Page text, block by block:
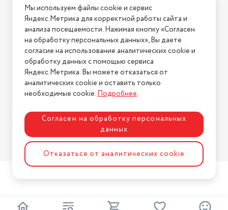
Условия возврата
Нашли ошибку на сайте? Напишите нам
2026 © Интернет-магазин "АстМаркет". У нас есть всё!
Политика конфиденциальности
Разработка сайтаASTDESIGN
Мы используем файлы cookie и сервис
Яндекс.Метрика для корректной работы сайта и
анализа посещаемости. Нажимая кнопку «Согласен
на обработку персональных данных», Вы даете
согласие на использование аналитических cookie и
обработку данных с помощью сервиса
Яндекс.Метрика. Вы можете отказаться от
аналитических cookie и оставить только
необходимые cookie.Подробнее.
Согласен на обработку персональных
данных
Отказаться от аналитических cookie